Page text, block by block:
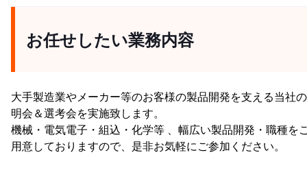
お任せしたい業務内容
大手製造業やメーカー等のお客様の製品開発を支える当社
明会＆選考会を実施致します。
機械・電気電子・組込・化学等 、幅広い製品開発・職種を
用意しておりますので、是非お気軽にご参加ください。